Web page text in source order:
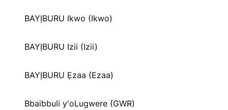
BAYỊBURU Ikwo (Ikwo)
BAYỊBURU Izii (Izii)
BAYỊBURU Ẹzaa (Ezaa)
Bbaibbuli y'oLugwere (GWR)